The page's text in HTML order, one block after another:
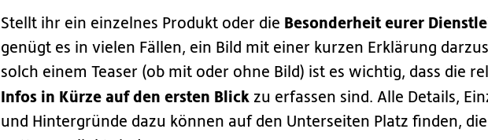
Stellt ihr ein einzelnes Produkt oder die Besonderheit eurer
genügt es in vielen Fällen, ein Bild mit einer kurzen Erklärung
solch einem Teaser (ob mit oder ohne Bild) ist es wichtig, dass die
Infos in Kürze auf den ersten Blick zu erfassen sind. Alle Details,
und Hintergründe dazu können auf den Unterseiten Platz finden,